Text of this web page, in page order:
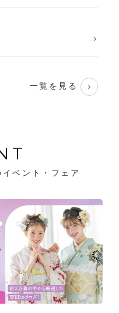
一覧を見る
ベント・フェア